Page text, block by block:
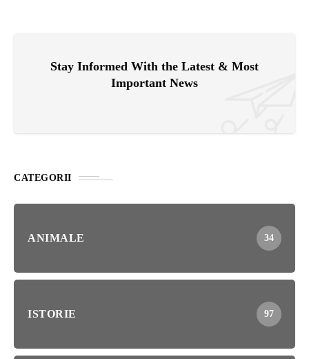
Stay Informed With the Latest & Most
Important News
CATEGORII
ANIMALE 34
ISTORIE 97